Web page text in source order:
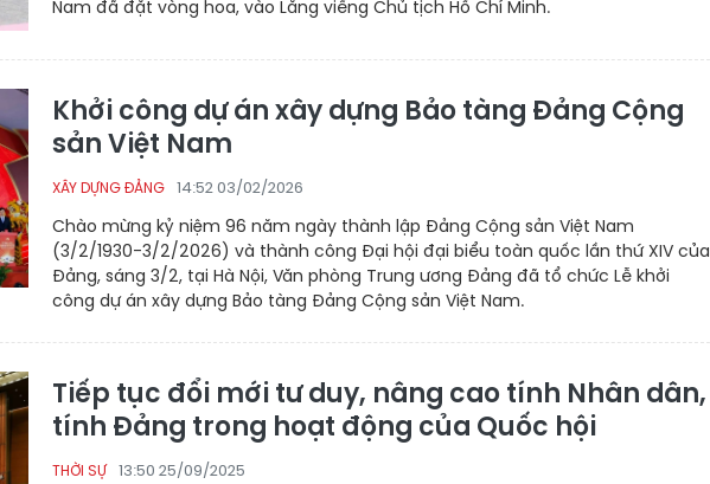
Nam đã đặt vòng hoa, vào Lăng viếng Chủ tịch Hồ Chí Minh.
Khởi công dự án xây dựng Bảo tàng Đảng Cộng
sản Việt Nam
XÂY DỰNG ĐẢNG 14:52 03/02/2026
Chào mừng kỷ niệm 96 năm ngày thành lập Đảng Cộng sản Việt Nam
(3/2/1930-3/2/2026) và thành công Đại hội đại biểu toàn quốc lần thứ XIV của
Đảng, sáng 3/2, tại Hà Nội, Văn phòng Trung ương Đảng đã tổ chức Lễ khởi
công dự án xây dựng Bảo tàng Đảng Cộng sản Việt Nam.
Tiếp tục đổi mới tư duy, nâng cao tính Nhân dân,
tính Đảng trong hoạt động của Quốc hội
THỜI SỰ 13:50 25/09/2025